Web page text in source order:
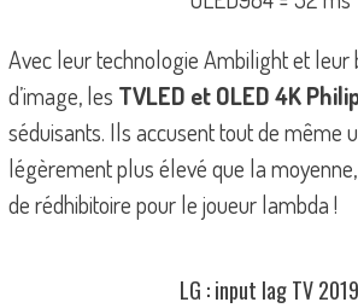
Avec leur technologie Ambilight et leur
d’image, les TVLED et OLED 4K
séduisants. Ils accusent tout de même
légèrement plus élevé que la moyenne,
de rédhibitoire pour le joueur lambda !
LG : input lag TV 2019